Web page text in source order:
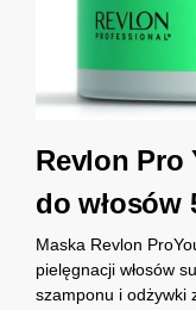
Revlon Pro
do włosów
Maska Revlon
pielęgnacji włosów
szamponu i odżywki